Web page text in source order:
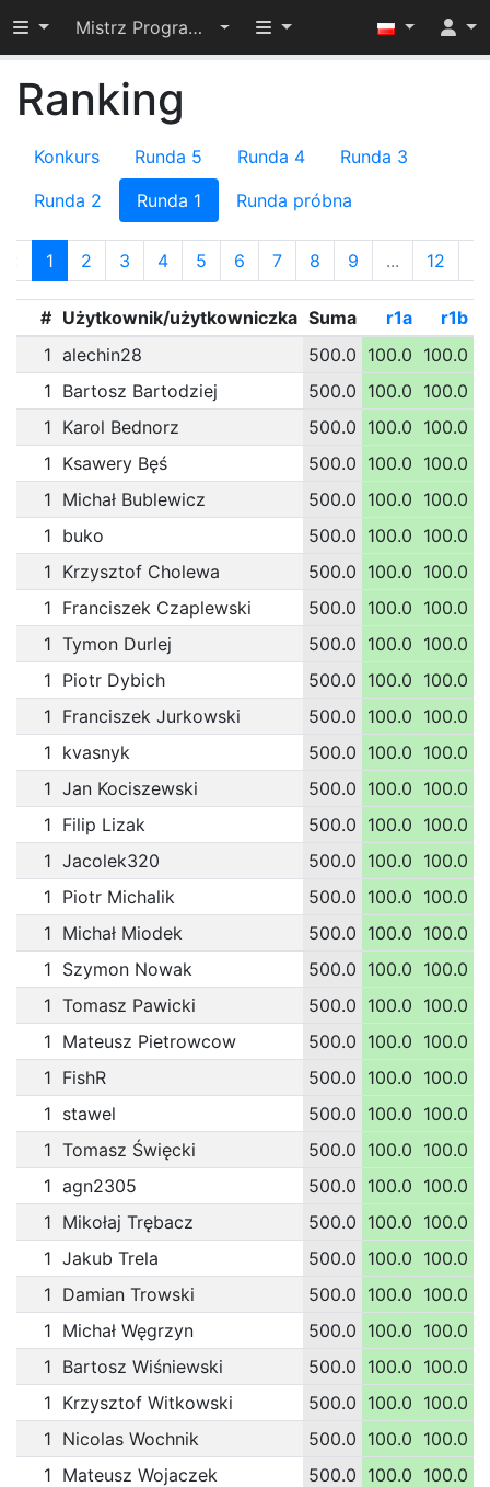
Przełącz widoczność menu
Mistrz Programowania 2024 Przełącz widoczność menu
Ranking
Konkurs Runda 5 Runda 4
Runda 3
Runda 2
Runda 1 Runda próbna
1 2 3 4 5 6 7 8 9 ... 12
# Użytkownik/użytkowniczka Suma r1a
r1b
1 alechin28 500.0 100.0 100.0
1 Bartosz Bartodziej 500.0 100.0 100.0
1 Karol Bednorz 500.0 100.0 100.0
1 Ksawery Bęś 500.0 100.0 100.0
1 Michał Bublewicz 500.0 100.0 100.0
1 buko 500.0 100.0 100.0
1 Krzysztof Cholewa 500.0 100.0 100.0
1 Franciszek Czaplewski 500.0 100.0 100.0
1 Tymon Durlej 500.0 100.0 100.0
1 Piotr Dybich 500.0 100.0 100.0
1 Franciszek Jurkowski 500.0 100.0 100.0
1 kvasnyk 500.0 100.0 100.0
1 Jan Kociszewski 500.0 100.0 100.0
1 Filip Lizak 500.0 100.0 100.0
1 Jacolek320 500.0 100.0 100.0
1 Piotr Michalik 500.0 100.0 100.0
1 Michał Miodek 500.0 100.0 100.0
1 Szymon Nowak 500.0 100.0 100.0
1 Tomasz Pawicki 500.0 100.0 100.0
1 Mateusz Pietrowcow 500.0 100.0 100.0
1 FishR 500.0 100.0 100.0
1 stawel 500.0 100.0 100.0
1 Tomasz Święcki 500.0 100.0 100.0
1 agn2305 500.0 100.0 100.0
1 Mikołaj Trębacz 500.0 100.0 100.0
1 Jakub Trela 500.0 100.0 100.0
1 Damian Trowski 500.0 100.0 100.0
1 Michał Węgrzyn 500.0 100.0 100.0
1 Bartosz Wiśniewski 500.0 100.0 100.0
1 Krzysztof Witkowski 500.0 100.0 100.0
1 Nicolas Wochnik 500.0 100.0 100.0
1 Mateusz Wojaczek 500.0 100.0 100.0